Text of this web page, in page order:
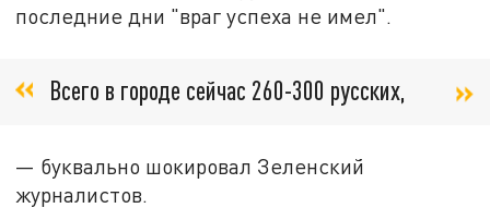
последние дни "враг успеха не имел".
Всего в городе сейчас 260-300 русских,
— буквально шокировал Зеленский
журналистов.